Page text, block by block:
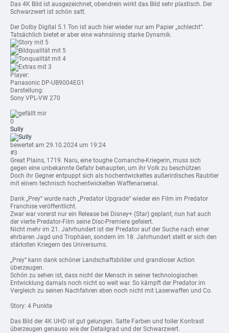
Das 4K Bild ist ausgezeichnet, obendrein wirkt das Bild sehr plastisch. Der
Schwarzwert ist schön satt.
Der Dolby Digital 5.1 Ton ist auch hier wieder nur am Papier „schlecht“.
Tatsächlich bietet er aber eine wahnsinnig starke Dynamik.
mit 5
mit 5
mit 4
mit 3
Player:
Panasonic DP-UB9004EG1
Darstellung:
Sony VPL-VW 270
0
Sully
bewertet am 29.10.2024 um 19:24
#3
Great Plains, 1719. Naru, eine toughe Comanche-Kriegerin, muss sich
gegen eine unbekannte Gefahr behaupten, um ihr Volk zu beschützen
Doch ihr Gegner entpuppt sich als hochentwickeltes außerirdisches Raubtier
mit einem technisch hochentwickelten Waffenarsenal.
Dank „Prey“ wurde nach „Predator Upgrade“ wieder ein Film im Predator
Franchise veröffentlicht.
Zwar war vorerst nur ein Release bei Disney+ (Star) geplant, nun hat auch
der vierte Predator-Film seine Disc-Premiere gefeiert.
Nicht mehr im 21. Jahrhundert ist der Predator auf der Suche nach einer
ehrbaren Jagd und Trophäen, sondern im 18. Jahrhundert stellt er sich den
stärksten Kriegern des Universums.
„Prey“ kann dank schöner Landschaftsbilder und grandioser Action
überzeugen.
Schön zu sehen ist, dass nicht der Mensch in seiner technologischen
Entwicklung damals noch nicht so weit war. So kämpft der Predator im
Vergleich zu seinen Nachfahren eben noch nicht mit Laserwaffen und Co.
Story: 4 Punkte
Das Bild der 4K UHD ist gut gelungen. Satte Farben und toller Kontrast
überzeugen genauso wie der Detailgrad und der Schwarzwert.